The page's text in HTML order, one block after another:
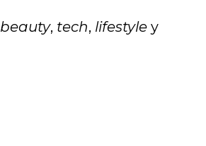
beauty, tech, lifestyle y